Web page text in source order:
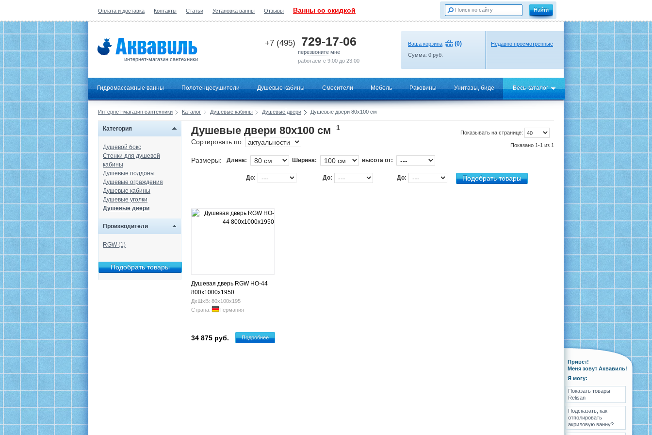
Оплата и доставка Контакты Статьи Установка ванны Отзывы Ванны со скидкой
интернет-магазин сантехники
+7 (495) 729-17-06
перезвоните мне
работаем с 9:00 до 23:00
Ваша корзина (0)
Сумма: 0 руб.
Недавно просмотренные
Гидромассажные ванны Полотенцесушители Душевые кабины Смесители Мебель Раковины Унитазы, биде Весь каталог
Интернет-магазин сантехники Каталог Душевые кабины Душевые двери Душевые двери 80х100 см
Категория
Душевой бокс
Стенки для душевой
кабины
Душевые поддоны
Душевые ограждения
Душевые кабины
Душевые уголки
Душевые двери
Производители
RGW (1)
Показывать на странице:
Показано 1-1 из 1
Душевые двери 80х100 см
1
Сортировать по:
Размеры: Длина: Ширина: высота от:
До: До: До:
Душевая дверь RGW HO-44
800x1000х1950
ДхШхВ: 80х100х195
Страна:
Германия
34 875 руб. Подробнее
Привет!
Меня зовут Аквавиль!
Я могу:
Показать товары
Relisan
Подсказать, как
отполировать
акриловую ванну?